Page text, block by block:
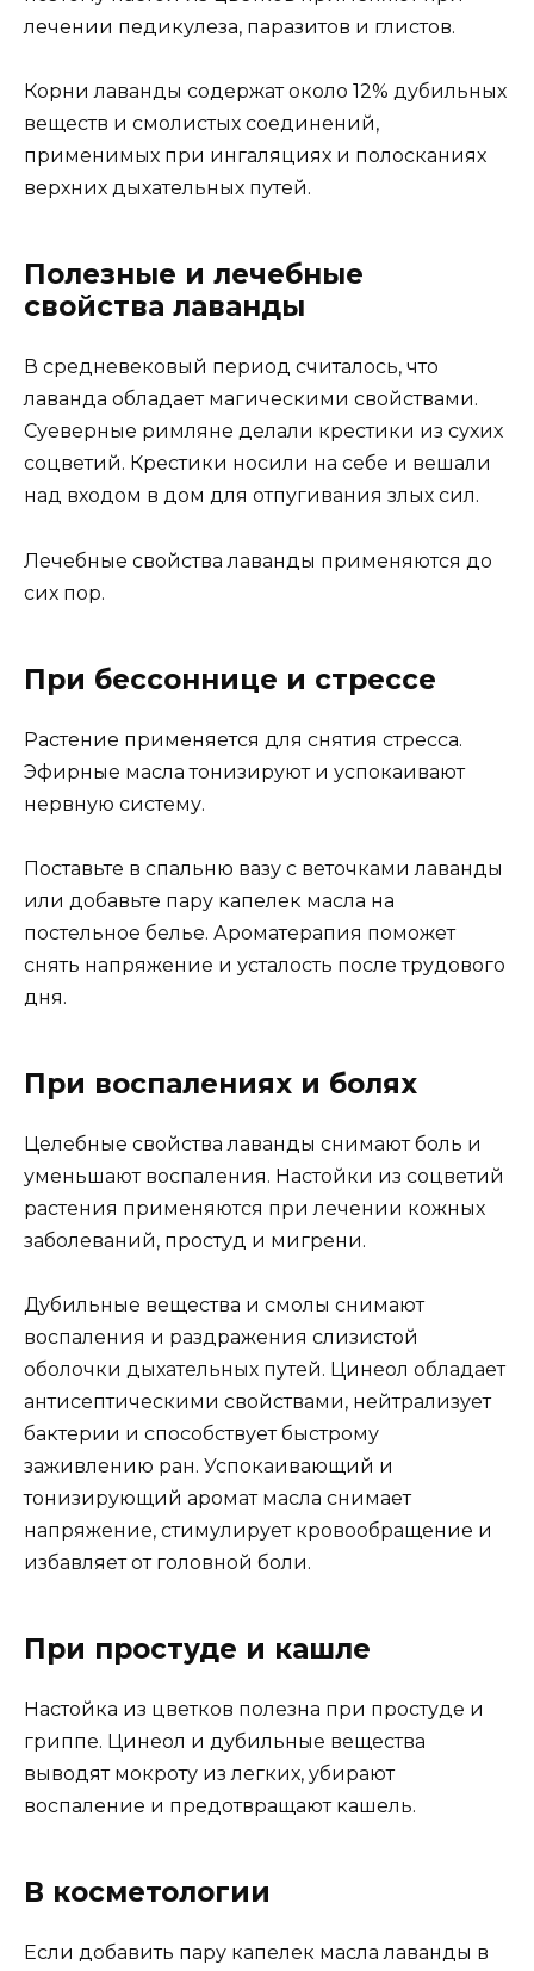
лечении педикулеза, паразитов и глистов.
Корни лаванды содержат около 12% дубильных
веществ и смолистых соединений,
применимых при ингаляциях и полосканиях
верхних дыхательных путей.
Полезные и лечебные
свойства лаванды
В средневековый период считалось, что
лаванда обладает магическими свойствами.
Суеверные римляне делали крестики из сухих
соцветий. Крестики носили на себе и вешали
над входом в дом для отпугивания злых сил.
Лечебные свойства лаванды применяются до
сих пор.
При бессоннице и стрессе
Растение применяется для снятия стресса.
Эфирные масла тонизируют и успокаивают
нервную систему.
Поставьте в спальню вазу с веточками лаванды
или добавьте пару капелек масла на
постельное белье. Ароматерапия поможет
снять напряжение и усталость после трудового
дня.
При воспалениях и болях
Целебные свойства лаванды снимают боль и
уменьшают воспаления. Настойки из соцветий
растения применяются при лечении кожных
заболеваний, простуд и мигрени.
Дубильные вещества и смолы снимают
воспаления и раздражения слизистой
оболочки дыхательных путей. Цинеол обладает
антисептическими свойствами, нейтрализует
бактерии и способствует быстрому
заживлению ран. Успокаивающий и
тонизирующий аромат масла снимает
напряжение, стимулирует кровообращение и
избавляет от головной боли.
При простуде и кашле
Настойка из цветков полезна при простуде и
гриппе. Цинеол и дубильные вещества
выводят мокроту из легких, убирают
воспаление и предотвращают кашель.
В косметологии
Если добавить пару капелек масла лаванды в